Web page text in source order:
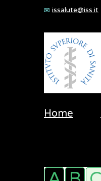
issalute@iss.it
Home